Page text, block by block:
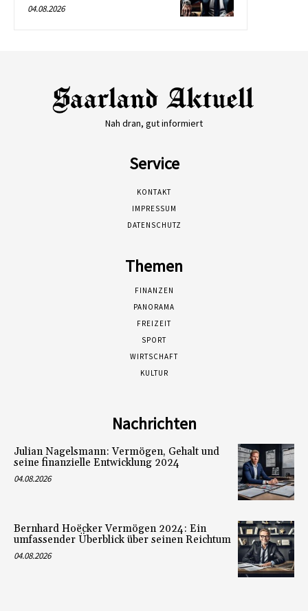
04.08.2026
Nah dran, gut informiert
Service
KONTAKT
IMPRESSUM
DATENSCHUTZ
Themen
FINANZEN
PANORAMA
FREIZEIT
SPORT
WIRTSCHAFT
KULTUR
Nachrichten
Julian Nagelsmann: Vermögen, Gehalt und
seine finanzielle Entwicklung 2024
04.08.2026
Bernhard Hoëcker Vermögen 2024: Ein
umfassender Überblick über seinen Reichtum
04.08.2026